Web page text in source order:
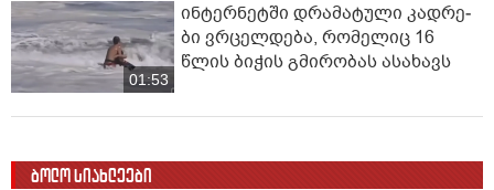
01:53
ინ­ტერ­ნეტ­ში დრა­მა­ტუ­ლი კად­რე­
ბი ვრცელდება, რომელიც 16
წლის ბიჭის გმირობას ასახავს
ბოლო სიახლეები